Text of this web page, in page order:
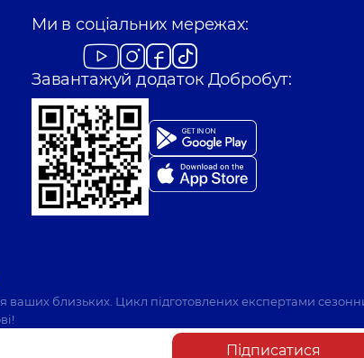
Ми в соціальних мережах:
Завантажуй додаток Добробут:
ваших близьких. Цикл підготовлених експертами
Підписатися